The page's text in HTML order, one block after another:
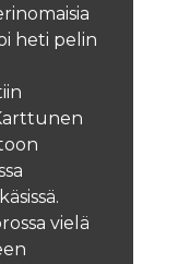
heti pelin
vielä